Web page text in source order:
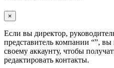
×
Если вы директор,
представитель компании “”, вы
своему аккаунту, чтобы
редактировать контакты.